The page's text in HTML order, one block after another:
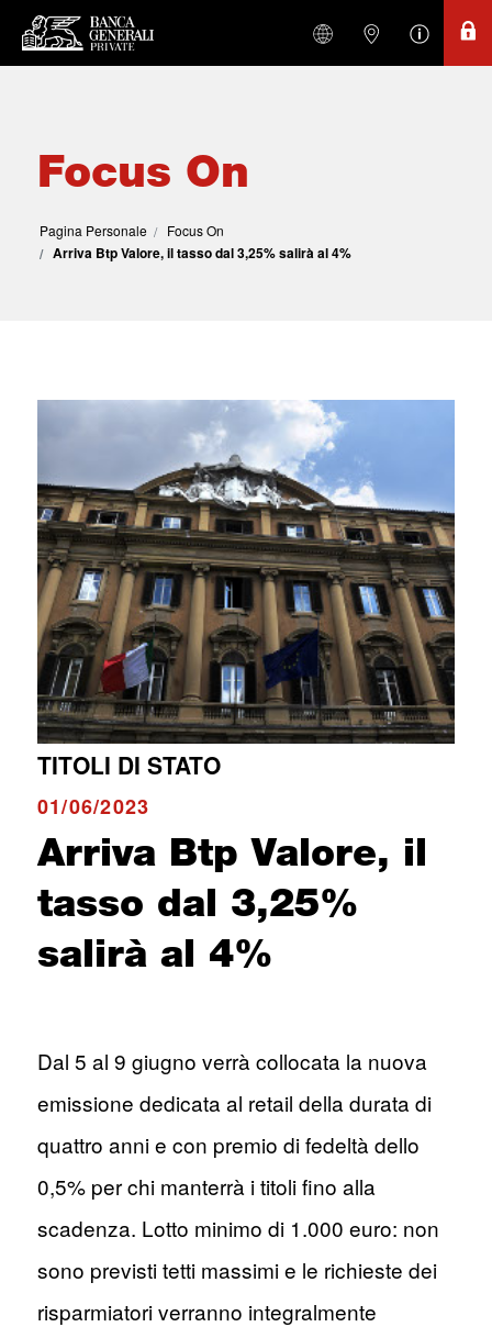
Focus On
Pagina Personale Focus On
Arriva Btp Valore, il tasso dal 3,25% salirà al 4%
TITOLI DI STATO
01/06/2023
Arriva Btp Valore, il
tasso dal 3,25%
salirà al 4%
Dal 5 al 9 giugno verrà collocata la nuova
emissione dedicata al retail della durata di
quattro anni e con premio di fedeltà dello
0,5% per chi manterrà i titoli fino alla
scadenza. Lotto minimo di 1.000 euro: non
sono previsti tetti massimi e le richieste dei
risparmiatori verranno integralmente